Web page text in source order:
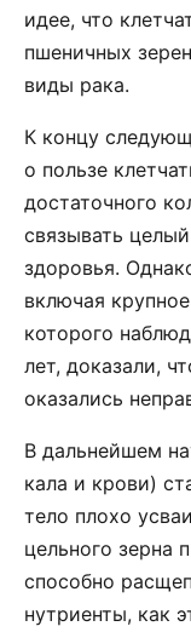
идее, что
пшеничных
виды рака.
К концу
о пользе
достаточного
связывать
здоровья.
включая
которого
лет, доказали,
оказались
В дальнейшем
кала и крови)
тело плохо
цельного зерна
способно
нутриенты, как